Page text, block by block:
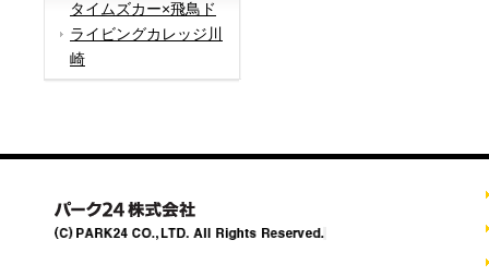
タイムズカー×飛鳥ド
ライビングカレッジ川
崎